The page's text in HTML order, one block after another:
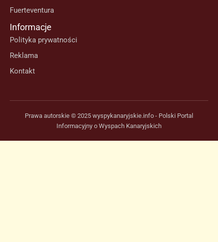
Fuerteventura
Informacje
Polityka prywatności
Reklama
Kontakt
Prawa autorskie © 2025 wyspykanaryjskie.info - Polski Portal
Informacyjny o Wyspach Kanaryjskich